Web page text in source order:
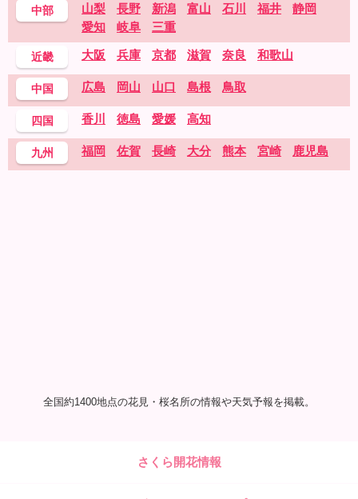
中部 山梨 長野 新潟 富山 石川 福井
静岡
愛知
岐阜 三重
近畿 大阪 兵庫 京都 滋賀 奈良 和歌山
中国 広島 岡山 山口 島根 鳥取
四国 香川 徳島 愛媛 高知
九州 福岡 佐賀 長崎 大分 熊本 宮崎 鹿児島
全国約1400地点の花見・桜名所の情報や天気予報を掲載。
さくら開花情報